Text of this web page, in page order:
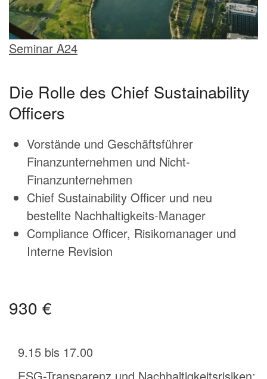
Seminar A24
Die Rolle des Chief Sustainability
Officers
Vorstände und Geschäftsführer
Finanzunternehmen und Nicht-
Finanzunternehmen
Chief Sustainability Officer und neu
bestellte Nachhaltigkeits-Manager
Compliance Officer, Risikomanager und
Interne Revision
930 €
9.15 bis 17.00